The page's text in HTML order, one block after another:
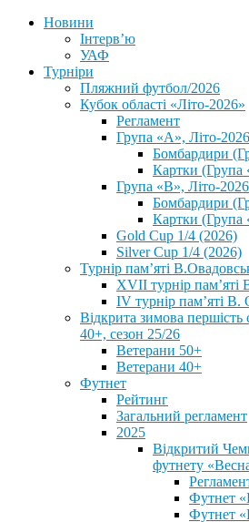
Новини
Інтерв’ю
УАФ
Турніри
Пляжний футбол/2026
Кубок області «Літо-2026»
Регламент
Група «А», Літо-2026
Бомбардири
Картки (Група
Група «В», Літо-2026
Бомбардири
Картки (Група
Gold Cup 1/4 (2026)
Silver Cup 1/4 (2026)
Турнір пам’яті
XVII турнір пам’яті
IV турнір пам’яті В.
Відкрита зимова першість
40+, сезон 25/26
Ветерани 50+
Ветерани 40+
Футнет
Рейтинг
Загальний регламент
2025
Відкритий
футнету
Футнет
Футнет